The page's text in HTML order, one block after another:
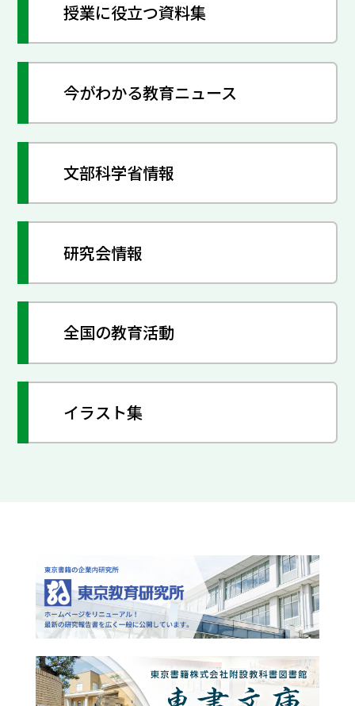
授業に役立つ資料集
今がわかる教育ニュース
文部科学省情報
研究会情報
全国の教育活動
イラスト集